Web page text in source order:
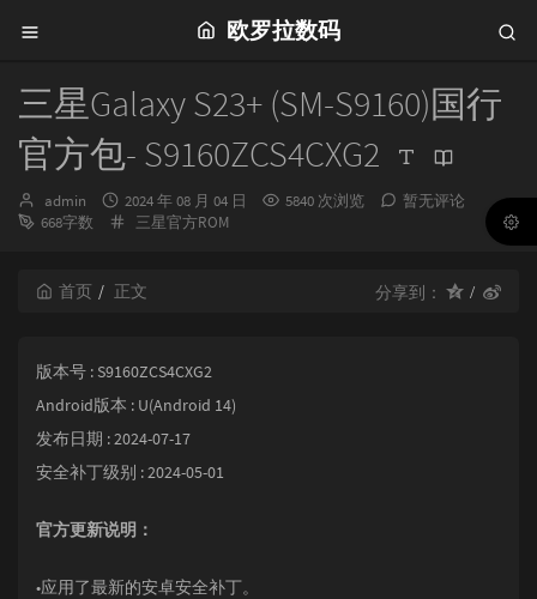
欧罗拉数码
三星Galaxy S23+ (SM-S9160)国行
官方包- S9160ZCS4CXG2
博
主：
admin
发
布
2024 年 08 月 04 日 5840 次浏览
暂无评论
668字数
分
三星官方ROM
首页 正文 分享到：
版本号 : S9160ZCS4CXG2
Android版本 : U(Android 14)
发布日期 : 2024-07-17
安全补丁级别 : 2024-05-01
官方更新说明：
•应用了最新的安卓安全补丁。